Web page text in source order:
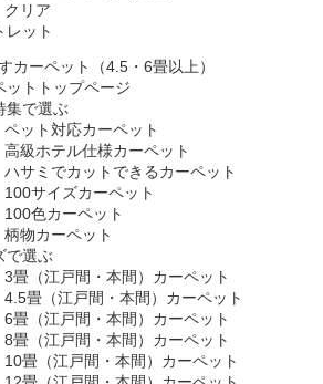
クリア
レット
カーペット（4.5・6畳以上）
ットトップページ
集で選ぶ
ペット対応カーペット
高級ホテル仕様カーペット
ハサミでカットできるカーペット
100サイズカーペット
100色カーペット
柄物カーペット
で選ぶ
3畳（江戸間・本間）カーペット
4.5畳（江戸間・本間）カーペット
6畳（江戸間・本間）カーペット
8畳（江戸間・本間）カーペット
10畳（江戸間・本間）カーペット